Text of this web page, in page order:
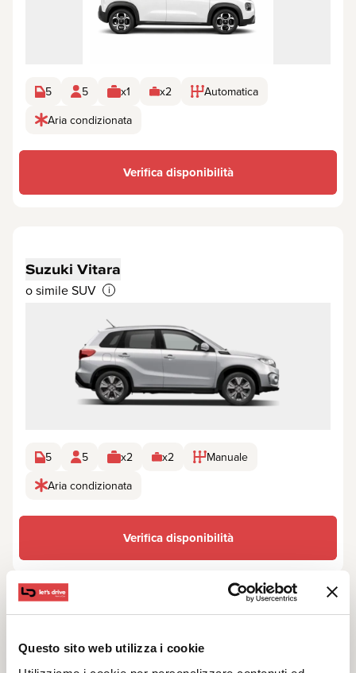
Questo sito web utilizza i cookie
5 5 x1 x2
Automatica
Aria condizionata
Verifica disponibilità
Suzuki Vitara
o simile SUV i
5 5 x2 x2
Manuale
Aria condizionata
Verifica disponibilità
o simile SUV i